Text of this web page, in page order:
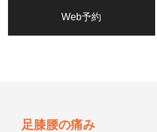
Web予約
足膝腰の痛み